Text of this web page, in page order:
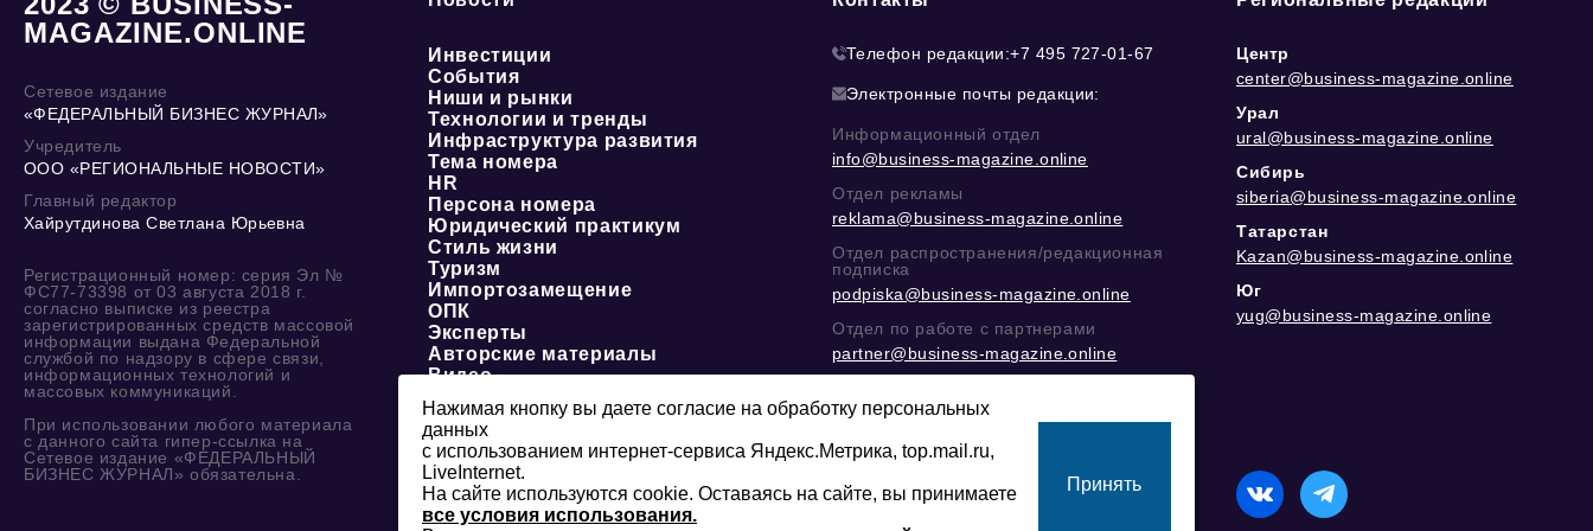
MAGAZINE.ONLINE
Сетевое издание
«ФЕДЕРАЛЬНЫЙ БИЗНЕС ЖУРНАЛ»
Учредитель
ООО «РЕГИОНАЛЬНЫЕ НОВОСТИ»
Главный редактор
Хайрутдинова Светлана Юрьевна
Регистрационный номер: серия Эл №
ФС77-73398 от 03 августа 2018 г.
согласно выписке из реестра
зарегистрированных средств массовой
информации выдана Федеральной
службой по надзору в сфере связи,
информационных технологий и
массовых коммуникаций.
При использовании любого материала
с данного сайта гипер-ссылка на
Сетевое издание «ФЕДЕРАЛЬНЫЙ
БИЗНЕС ЖУРНАЛ» обязательна.
Инвестиции
События
Ниши и рынки
Технологии и тренды
Инфраструктура развития
Тема номера
HR
Персона номера
Юридический практикум
Стиль жизни
Туризм
Импортозамещение
ОПК
Эксперты
Авторские материалы
Видео
Телефон редакции:+7 495 727-01-67
Электронные почты редакции:
Информационный отдел
info@business-magazine.online
Отдел рекламы
reklama@business-magazine.online
Отдел распространения/редакционная
подписка
podpiska@business-magazine.online
Отдел по работе с партнерами
partner@business-magazine.online
@mazovилиMAX
16+
Сайт может содержать контент, не предназначенный для лиц
младше 16-ти лет.
Центр
center@business-magazine.online
Урал
ural@business-magazine.online
Сибирь
siberia@business-magazine.online
Татарстан
Kazan@business-magazine.online
Юг
yug@business-magazine.online
Нажимая кнопку вы даете согласие на обработку персональных
данных
с использованием интернет-сервиса Яндекс.Метрика, top.mail.ru,
LiveInternet.
На сайте используются cookie. Оставаясь на сайте, вы принимаете
все условия использования.
Принять